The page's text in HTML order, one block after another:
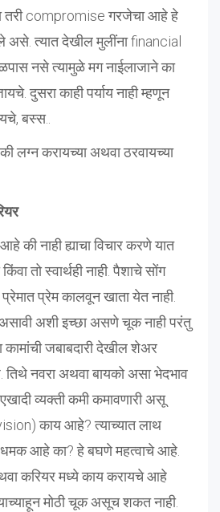
तरी compromise गरजेचा आहे हे
असे. त्यात देखील मुलींना financial
नसे त्यामुळे मग नाईलाजाने का
दुसरा काही पर्याय नाही म्हणून
बस्स..
लग्न करायच्या अथवा ठरवायच्या
की नाही ह्याचा विचार करणे यात
तो स्वार्थही नाही. पैशाचे सोंग
प्रेम कालवून खाता येत नाही.
अशी इच्छा असणे चूक नाही परंतु
कामांची जबाबदारी देखील शेअर
तिथे नवरा अथवा बायको असा भेदभाव
व्यक्ती कमी कमावणारी असू
काय आहे? त्याच्यात लाथ
धमक आहे का? हे बघणे महत्वाचे आहे.
करियर मध्ये काय करायचे आहे
मोठी चूक असूच शकत नाही.